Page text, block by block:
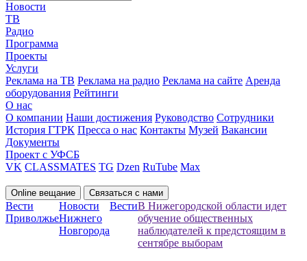
Новости
ТВ
Радио
Программа
Проекты
Услуги
Реклама на ТВ Реклама на радио Реклама на сайте Аренда
оборудования Рейтинги
О нас
О компании Наши достижения Руководство Сотрудники
История ГТРК Пресса о нас Контакты Музей Вакансии
Документы
Проект с УФСБ
VK CLASSMATES TG Dzen RuTube Max
Online вещание Связаться с нами
Вести
Приволжье
Новости
Нижнего
Новгорода
ВестиВ Нижегородской области идет
обучение общественных
наблюдателей к предстоящим в
сентябре выборам